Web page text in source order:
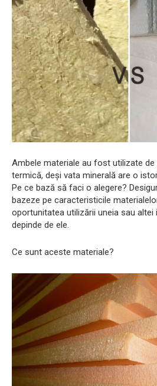
Ambele materiale au fost utilizate
termică, deși vata minerală are o
Pe ce bază să faci o alegere?
bazeze pe caracteristicile
oportunitatea utilizării uneia sau altei
depinde de ele.
Ce sunt aceste materiale?